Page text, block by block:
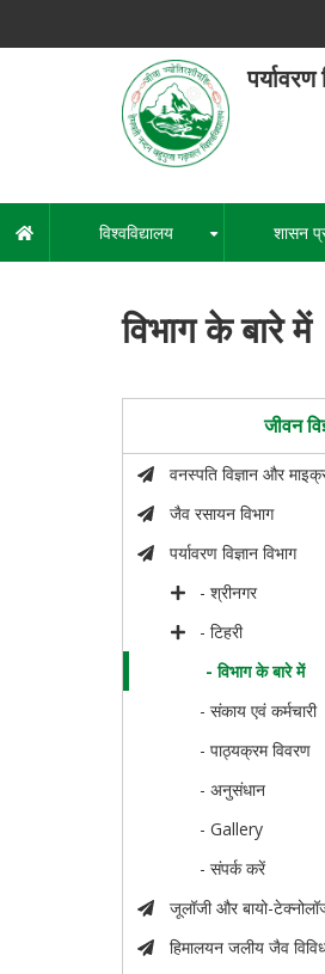
पर्यावरण
मुख्य
नेविगेशन
विश्वविद्यालय शासन
विभाग के बारे में
जीवन
वनस्पति विज्ञान और
जैव रसायन विभाग
पर्यावरण विज्ञान विभाग
- श्रीनगर
- टिहरी
- विभाग के बारे में
- संकाय एवं कर्मचारी
- पाठ्यक्रम विवरण
- अनुसंधान
- Gallery
- संपर्क करें
जूलॉजी और बायो-
हिमालयन जलीय जैव